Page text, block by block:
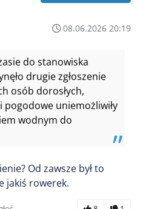
08.06.2026 20:19
do stanowiska
drugie zgłoszenie
osób dorosłych,
uniemożliwiły
wodnym do
Od zawsze był to
jakiś rowerek.